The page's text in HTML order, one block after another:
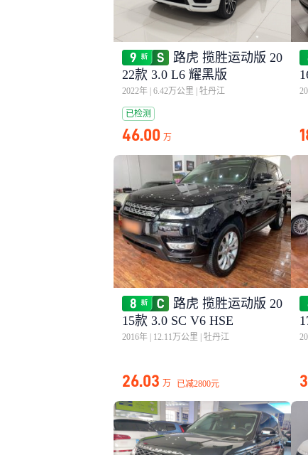
路虎 揽胜运动版 20
22款 3.0 L6 耀黑版
2022年 6.42万公里 牡丹江
已检测
46.00 万
路虎 揽胜运动版 20
15款 3.0 SC V6 HSE
2016年 12.11万公里 牡丹江
26.03 万 已减2800元